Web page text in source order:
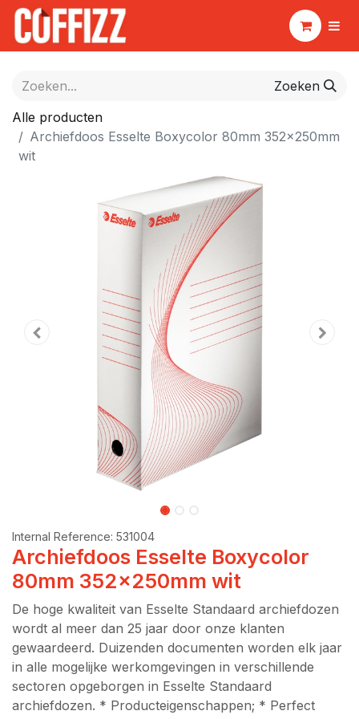
Zoeken
Alle producten
Archiefdoos Esselte Boxycolor 80mm 352x250mm
wit
Internal Reference: 531004
Archiefdoos Esselte Boxycolor
80mm 352x250mm wit
De hoge kwaliteit van Esselte Standaard archiefdozen
wordt al meer dan 25 jaar door onze klanten
gewaardeerd. Duizenden documenten worden elk jaar
in alle mogelijke werkomgevingen in verschillende
sectoren opgeborgen in Esselte Standaard
archiefdozen. * Producteigenschappen; * Perfect